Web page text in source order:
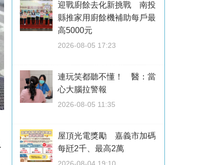
迎戰廚餘去化新挑戰 南投
縣推家用廚餘機補助每戶最
高5000元
2026-08-05 17:23
連玩笑都聽不懂！ 醫：當
心大腦拉警報
2026-08-05 11:35
屋頂光電獎勵 嘉義市加碼
每瓩2千、最高2萬